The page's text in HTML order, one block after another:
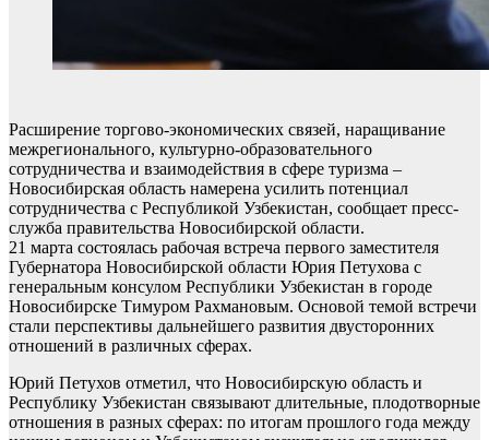
Расширение торгово-экономических связей, наращивание
межрегионального, культурно-образовательного
сотрудничества и взаимодействия в сфере туризма –
Новосибирская область намерена усилить потенциал
сотрудничества с Республикой Узбекистан, сообщает пресс-
служба правительства Новосибирской области.
21 марта состоялась рабочая встреча первого заместителя
Губернатора Новосибирской области Юрия Петухова с
генеральным консулом Республики Узбекистан в городе
Новосибирске Тимуром Рахмановым. Основой темой встречи
стали перспективы дальнейшего развития двусторонних
отношений в различных сферах.
Юрий Петухов отметил, что Новосибирскую область и
Республику Узбекистан связывают длительные, плодотворные
отношения в разных сферах: по итогам прошлого года между